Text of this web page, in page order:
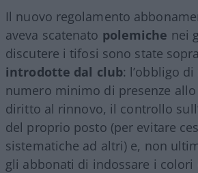
Il nuovo regolamento
aveva scatenato polemiche nei
discutere i tifosi sono state
introdotte dal club: l’obbligo
numero minimo di presenze
diritto al rinnovo, il controllo
del proprio posto (per evitare
sistematiche ad altri) e, non
gli abbonati di indossare i colori